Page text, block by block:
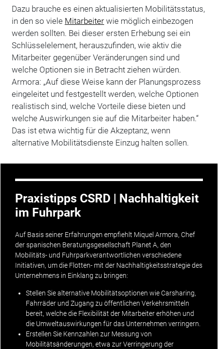
Dazu brauche es einen aktualisierten Mobilitätsstatus,
in den so viele Mitarbeiterwie möglich einbezogen
werden sollten. Bei dieser ersten Erhebung sei ein
Schlüsselelement, herauszufinden, wie aktiv die
Mitarbeiter gegenüber Veränderungen sind und
welche Optionen sie in Betracht ziehen würden.
Armora: „Auf diese Weise kann der Planungsprozess
eingeleitet und festgestellt werden, welche Optionen
realistisch sind, welche Vorteile diese bieten und
welche Auswirkungen sie auf die Mitarbeiter haben.“
Das ist etwa wichtig für die Akzeptanz, wenn
alternative Mobilitätsdienste Einzug halten sollen.
Praxistipps CSRD | Nachhaltigkeit
im Fuhrpark
Auf Basis seiner Erfahrungen empfiehlt Miquel Armora, Chef
der spanischen Beratungsgesellschaft Planet A, den
Mobilitäts- und Fuhrparkverantwortlichen verschiedene
Initiativen, um die Flotten- mit der Nachhaltigkeitsstrategie des
Unternehmens in Einklang zu bringen:
Stellen Sie alternative Mobilitätsoptionen wieCarsharing,
Fahrräder und Zugang zu öffentlichen Verkehrsmitteln
bereit, welche die Flexibilität der Mitarbeiter erhöhen und
die Umweltauswirkungen für das Unternehmen verringern.
Erstellen Sie Kennzahlen zur Messung von
Mobilitätsänderungen, etwa zur Verringerung der